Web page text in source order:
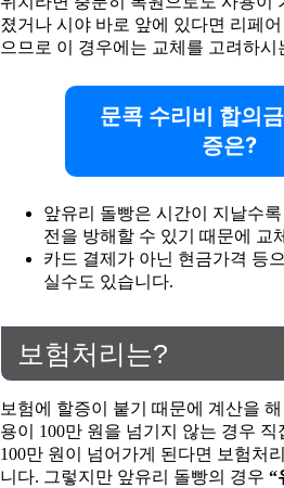
졌거나 시야 바로 앞에 있다면 리페
으므로 이 경우에는 교체를 고려하시
문콕 수리비 합의
증은?
앞유리 돌빵은 시간이 지날수
전을 방해할 수 있기 때문에 교
카드 결제가 아닌 현금가격 등
실수도 있습니다.
보험처리는?
보험에 할증이 붙기 때문에 계산을
용이 100만 원을 넘기지 않는 경우
100만 원이 넘어가게 된다면 보험처
니다. 그렇지만 앞유리 돌빵의 경우 “